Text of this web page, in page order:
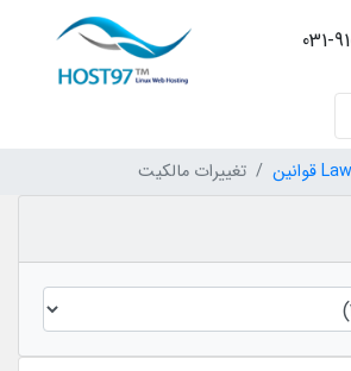
Law قوانین تغییرات مالکیت